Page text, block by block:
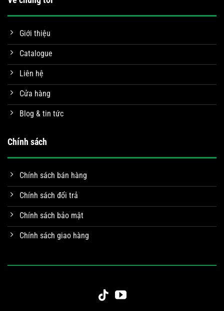
Giới thiệu
Catalogue
Liên hệ
Cửa hàng
Blog & tin tức
Chính sách
Chính sách bán hàng
Chính sách đổi trả
Chính sách bảo mật
Chính sách giao hàng